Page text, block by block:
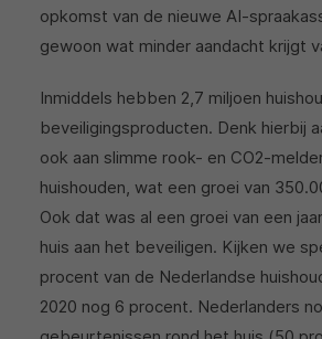
opkomst van de nieuwe AI-
gewoon wat minder aandacht krijgt
Inmiddels hebben 2,7 miljoen
beveiligingsproducten. Denk hierbij
ook aan slimme rook- en CO2-
huishouden, wat een groei van
Ook dat was al een groei van een
huis aan het beveiligen. Kijken we
procent van de Nederlandse
2020 nog 6 procent. Nederlanders